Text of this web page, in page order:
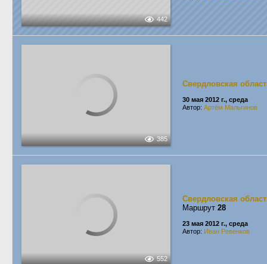
442
385
Свердловская
30 мая 2012 г., среда
Автор: Артём Мальгинов
552
Свердловская
Маршрут 28
23 мая 2012 г., среда
Автор: Иван Ревенков